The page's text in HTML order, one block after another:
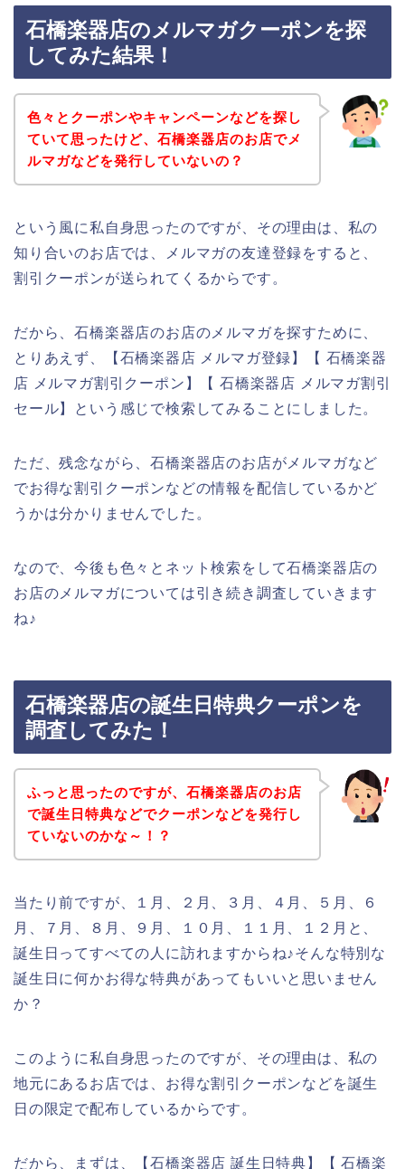
石橋楽器店のメルマガクーポンを探
してみた結果！
色々とクーポンやキャンペーンなどを探し
ていて思ったけど、石橋楽器店のお店でメ
ルマガなどを発行していないの？
という風に私自身思ったのですが、その理由は、私の
知り合いのお店では、メルマガの友達登録をすると、
割引クーポンが送られてくるからです。
だから、石橋楽器店のお店のメルマガを探すために、
とりあえず、【石橋楽器店 メルマガ登録】【 石橋楽器
店 メルマガ割引クーポン】【 石橋楽器店 メルマガ割引
セール】という感じで検索してみることにしました。
ただ、残念ながら、石橋楽器店のお店がメルマガなど
でお得な割引クーポンなどの情報を配信しているかど
うかは分かりませんでした。
なので、今後も色々とネット検索をして石橋楽器店の
お店のメルマガについては引き続き調査していきます
ね♪
石橋楽器店の誕生日特典クーポンを
調査してみた！
ふっと思ったのですが、石橋楽器店のお店
で誕生日特典などでクーポンなどを発行し
ていないのかな～！？
当たり前ですが、１月、２月、３月、４月、５月、６
月、７月、８月、９月、１０月、１１月、１２月と、
誕生日ってすべての人に訪れますからね♪そんな特別な
誕生日に何かお得な特典があってもいいと思いません
か？
このように私自身思ったのですが、その理由は、私の
地元にあるお店では、お得な割引クーポンなどを誕生
日の限定で配布しているからです。
だから、まずは、【石橋楽器店 誕生日特典】【 石橋楽